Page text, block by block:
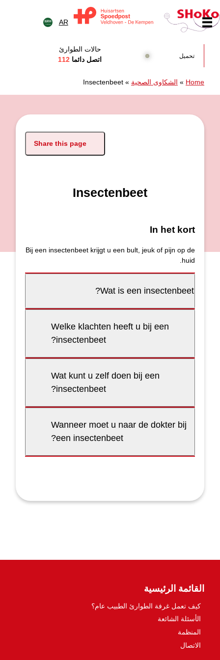
AR
تحميل
حالات الطوارئ
اتصل دائما 112
Home
» الشكاوى الصحية »
Insectenbeet
Share this page
Insectenbeet
In het kort
Bij een insectenbeet krijgt u een bult, jeuk of pijn op de
huid.
Wat is een insectenbeet?
Welke klachten heeft u bij een
insectenbeet?
Wat kunt u zelf doen bij een
insectenbeet?
Wanneer moet u naar de dokter bij
een insectenbeet?
القائمة الرئيسية
كيف تعمل غرفة الطوارئ الطبيب عام؟
الأسئلة الشائعة
المنظمة
الاتصال